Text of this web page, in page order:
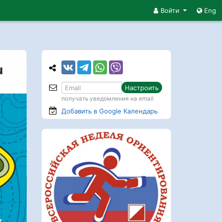
Войти Eng
Настроить
получать уведомления на email
Добавить в Google Календарь